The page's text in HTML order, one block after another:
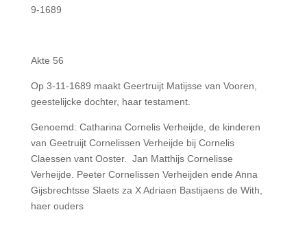
9-1689
Akte 56
Op 3-11-1689 maakt Geertruijt Matijsse van Vooren,
geestelijcke dochter, haar testament.
Genoemd: Catharina Cornelis Verheijde, de kinderen
van Geetruijt Cornelissen Verheijde bij Cornelis
Claessen vant Ooster. Jan Matthijs Cornelisse
Verheijde. Peeter Cornelissen Verheijden ende Anna
Gijsbrechtsse Slaets za X Adriaen Bastijaens de With,
haer ouders